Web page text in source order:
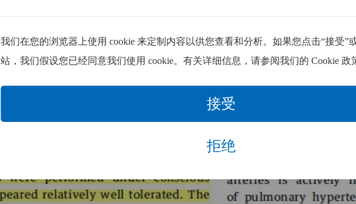
我们在您的浏览器上使用 cookie 来定制内容以供您查看和分析。如果您点击“接受”
站，我们假设您已经同意我们使用 cookie。有关详细信息，请参阅我们的 Cookie 政
接受
拒绝